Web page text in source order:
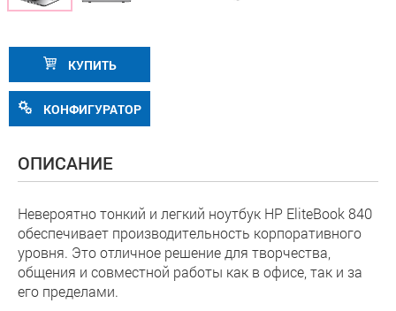
КУПИТЬ
КОНФИГУРАТОР
ОПИСАНИЕ
Невероятно тонкий и легкий ноутбук HP EliteBook 840
обеспечивает производительность корпоративного
уровня. Это отличное решение для творчества,
общения и совместной работы как в офисе, так и за
его пределами.